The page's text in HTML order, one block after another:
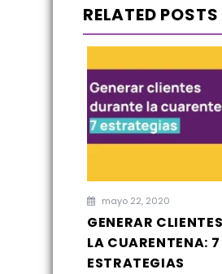
RELATED POSTS
mayo 22, 2020
GENERAR
LA CUARENTENA: 7
ESTRATEGIAS